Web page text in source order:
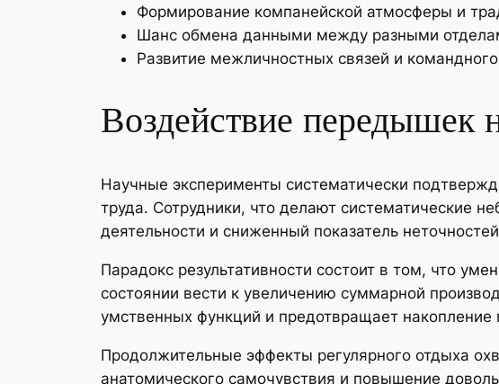
Формирование компанейской атмосферы и
Шанс обмена данными между разными
Развитие межличностных связей и
Воздействие передышек
Научные эксперименты систематически
труда. Сотрудники, что делают систематические
деятельности и сниженный показатель
Парадокс результативности состоит в том, что
состоянии вести к увеличению суммарной
умственных функций и предотвращает накопление
Продолжительные эффекты регулярного отдыха
анатомического самочувствия и повышение